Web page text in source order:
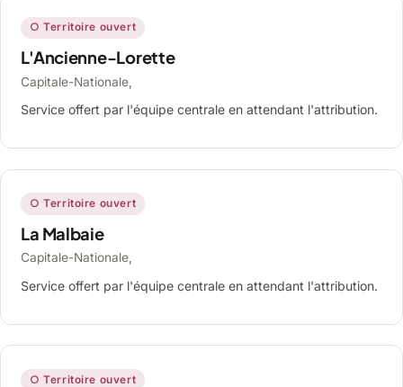
○ Territoire ouvert
L'Ancienne-Lorette
Capitale-Nationale,
Service offert par l'équipe centrale en attendant l'attribution.
○ Territoire ouvert
La Malbaie
Capitale-Nationale,
Service offert par l'équipe centrale en attendant l'attribution.
○ Territoire ouvert